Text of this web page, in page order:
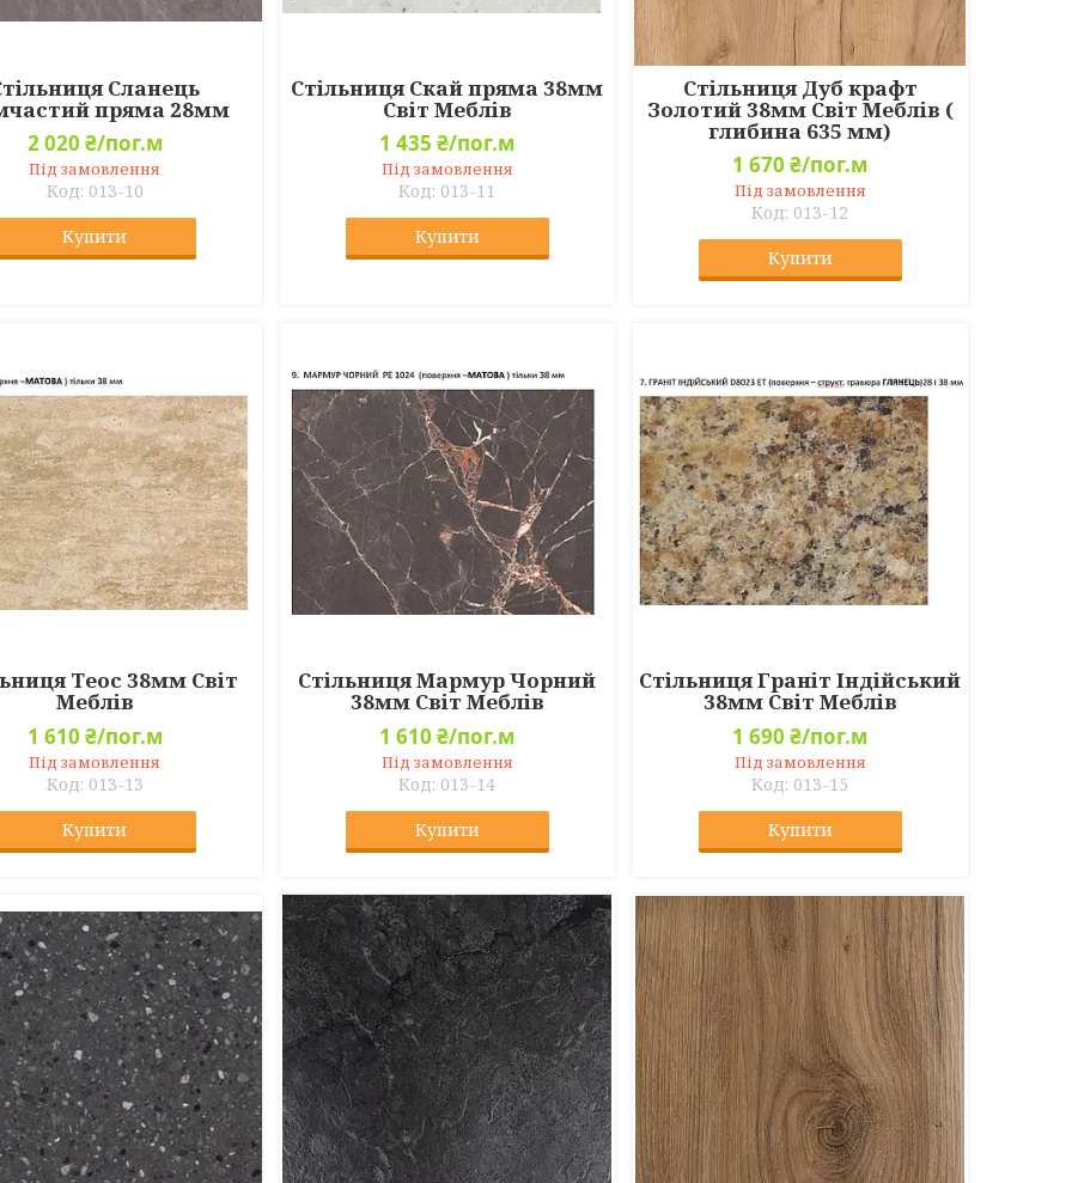
Сланець
пряма 28мм
2 020 ₴/пог.м
Під замовлення
013-10
Купити
Стільниця Скай пряма 38мм
Світ Меблів
1 435 ₴/пог.м
Під замовлення
013-11
Купити
Стільниця Дуб крафт
Золотий 38мм Світ Меблів (
глибина 635 мм)
1 670 ₴/пог.м
Під замовлення
013-12
Купити
Теос 38мм Світ
Меблів
1 610 ₴/пог.м
Під замовлення
013-13
Купити
Стільниця Мармур Чорний
38мм Світ Меблів
1 610 ₴/пог.м
Під замовлення
013-14
Купити
Стільниця Граніт Індійський
38мм Світ Меблів
1 690 ₴/пог.м
Під замовлення
013-15
Купити